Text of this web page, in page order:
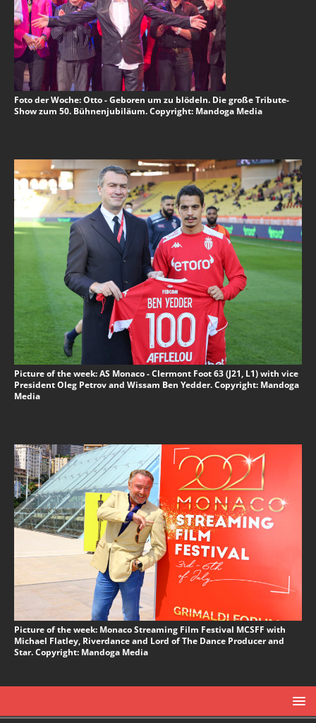
Foto der Woche: Otto - Geboren um zu blödeln. Die große Tribute-
Show zum 50. Bühnenjubiläum. Copyright: Mandoga Media
Picture of the week: AS Monaco - Clermont Foot 63 (J21, L1) with vice
President Oleg Petrov and Wissam Ben Yedder. Copyright: Mandoga
Media
Picture of the week: Monaco Streaming Film Festival MCSFF with
Michael Flatley, Riverdance and Lord of The Dance Producer and
Star. Copyright: Mandoga Media